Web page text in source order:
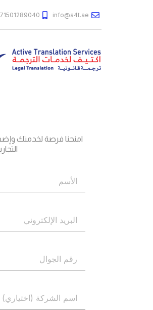
info@a4t.ae
امنحنا فرصة لخدمتك